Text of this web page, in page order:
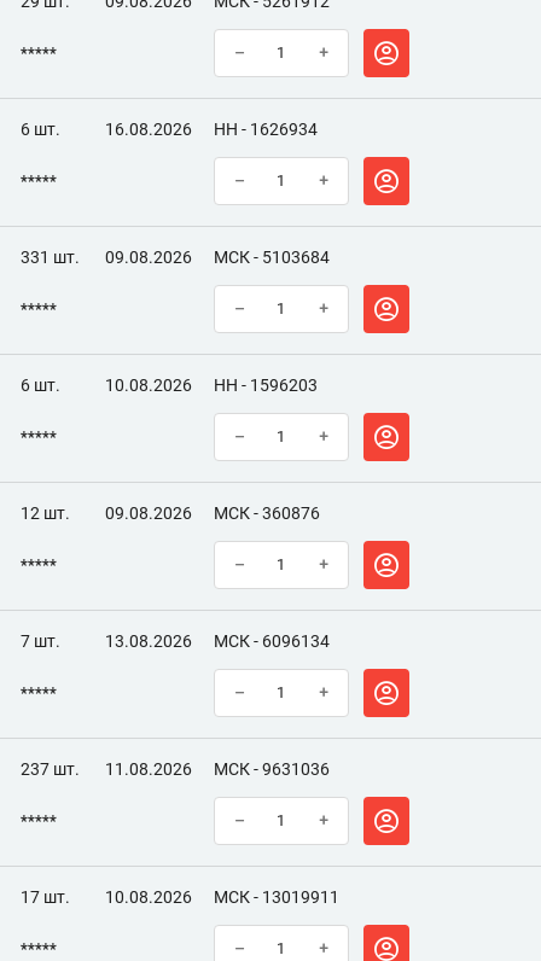
***** – +
6 шт. 16.08.2026 НН - 1626934
***** – +
331 шт. 09.08.2026 МСК - 5103684
***** – +
6 шт. 10.08.2026 НН - 1596203
***** – +
12 шт. 09.08.2026 МСК - 360876
***** – +
7 шт. 13.08.2026 МСК - 6096134
***** – +
237 шт. 11.08.2026 МСК - 9631036
***** – +
17 шт. 10.08.2026 МСК - 13019911
***** – +